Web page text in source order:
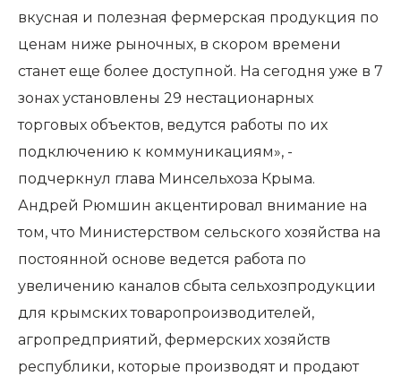
вкусная и полезная фермерская продукция по
ценам ниже рыночных, в скором времени
станет еще более доступной. На сегодня уже в 7
зонах установлены 29 нестационарных
торговых объектов, ведутся работы по их
подключению к коммуникациям», -
подчеркнул глава Минсельхоза Крыма.
Андрей Рюмшин акцентировал внимание на
том, что Министерством сельского хозяйства на
постоянной основе ведется работа по
увеличению каналов сбыта сельхозпродукции
для крымских товаропроизводителей,
агропредприятий, фермерских хозяйств
республики, которые производят и продают